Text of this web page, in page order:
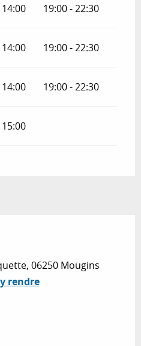
19:00 - 22:30
19:00 - 22:30
19:00 - 22:30
06250 Mougins
rendre